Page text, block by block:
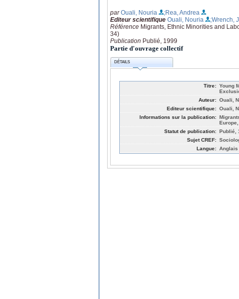
parOuali, Nouria
;Rea, Andrea
Editeur scientifique Ouali, Nouria ;Wrench,
Référence Migrants, Ethnic Minorities and
34)
Publication Publié, 1999
Partie d'ouvrage collectif
DÉTAILS
Titre: Young
Auteur: Ouali,
Editeur scientifique: Ouali,
Informations sur la publication:
Statut de publication: Publié,
Sujet CREF:
Langue: Anglais